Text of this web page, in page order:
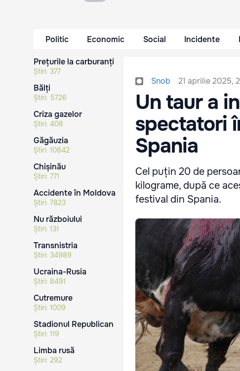
Politic Economic Social Incidente
Prețurile la carburanți
Știri: 377
Bălți
Știri: 5726
Criza gazelor
Știri: 408
Găgăuzia
Știri: 10842
Chișinău
Știri: 771
Accidente în Moldova
Știri: 7823
Nu războiului
Știri: 131
Transnistria
Știri: 34989
Ucraina-Rusia
Știri: 8491
Cutremure
Știri: 1009
Stadionul Republican
Știri: 119
Limba rusă
Știri: 292
Snob 21 aprilie 2025,
Un taur a
spectatori
Spania
Cel puțin 20 de
kilograme, după ce
festival din Spania.